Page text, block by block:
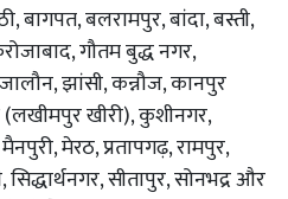
बलरामपुर, बांदा, बस्ती,
गौतम बुद्ध नगर,
झांसी, कन्नौज, कानपुर
खीरी), कुशीनगर,
मेरठ, प्रतापगढ़, रामपुर,
सीतापुर, सोनभद्र और